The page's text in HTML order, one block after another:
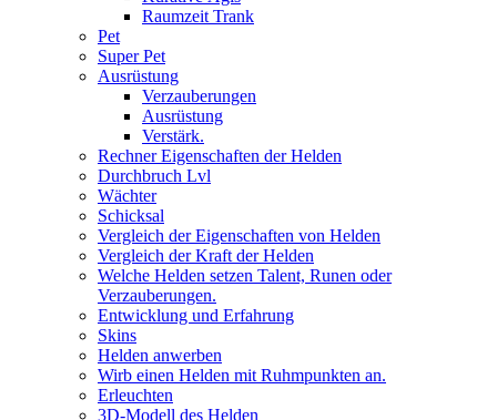
Raumzeit Trank
Pet
Super Pet
Ausrüstung
Verzauberungen
Ausrüstung
Verstärk.
Rechner Eigenschaften der Helden
Durchbruch Lvl
Wächter
Schicksal
Vergleich der Eigenschaften von Helden
Vergleich der Kraft der Helden
Welche Helden setzen Talent, Runen oder
Verzauberungen.
Entwicklung und Erfahrung
Skins
Helden anwerben
Wirb einen Helden mit Ruhmpunkten an.
Erleuchten
3D-Modell des Helden